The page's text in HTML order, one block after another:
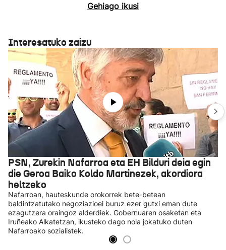
Gehiago ikusi
Interesatuko zaizu
PSN, Zurekin Nafarroa eta EH Bilduri deia egin
die Geroa Baiko Koldo Martinezek, akordiora
heltzeko
Nafarroan, hauteskunde orokorrek bete-betean
baldintzatutako negoziazioei buruz ezer gutxi eman dute
ezagutzera oraingoz alderdiek. Gobernuaren osaketan eta
Iruñeako Alkatetzan, ikusteko dago nola jokatuko duten
Nafarroako sozialistek.